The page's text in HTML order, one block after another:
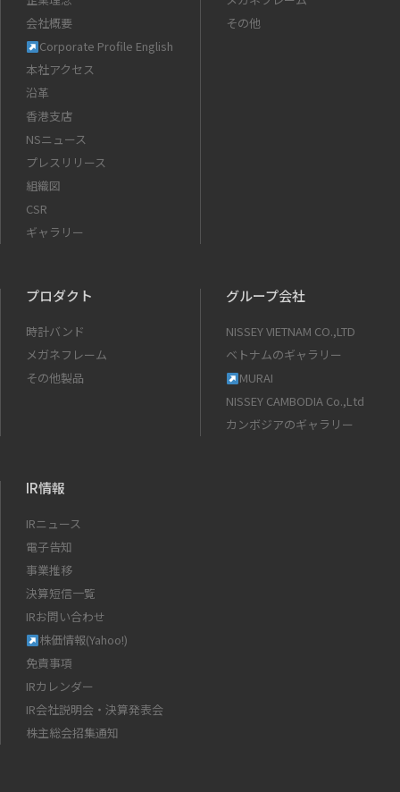
会社概要
Corporate Profile English
本社アクセス
沿革
香港支店
NSニュース
プレスリリース
組織図
CSR
ギャラリー
その他
プロダクト
時計バンド
メガネフレーム
その他製品
グループ会社
NISSEY VIETNAM CO.,LTD
ベトナムのギャラリー
MURAI
NISSEY CAMBODIA Co.,Ltd
カンボジアのギャラリー
IR情報
IRニュース
電子告知
事業推移
決算短信一覧
IRお問い合わせ
株価情報(Yahoo!)
免責事項
IRカレンダー
IR会社説明会・決算発表会
株主総会招集通知